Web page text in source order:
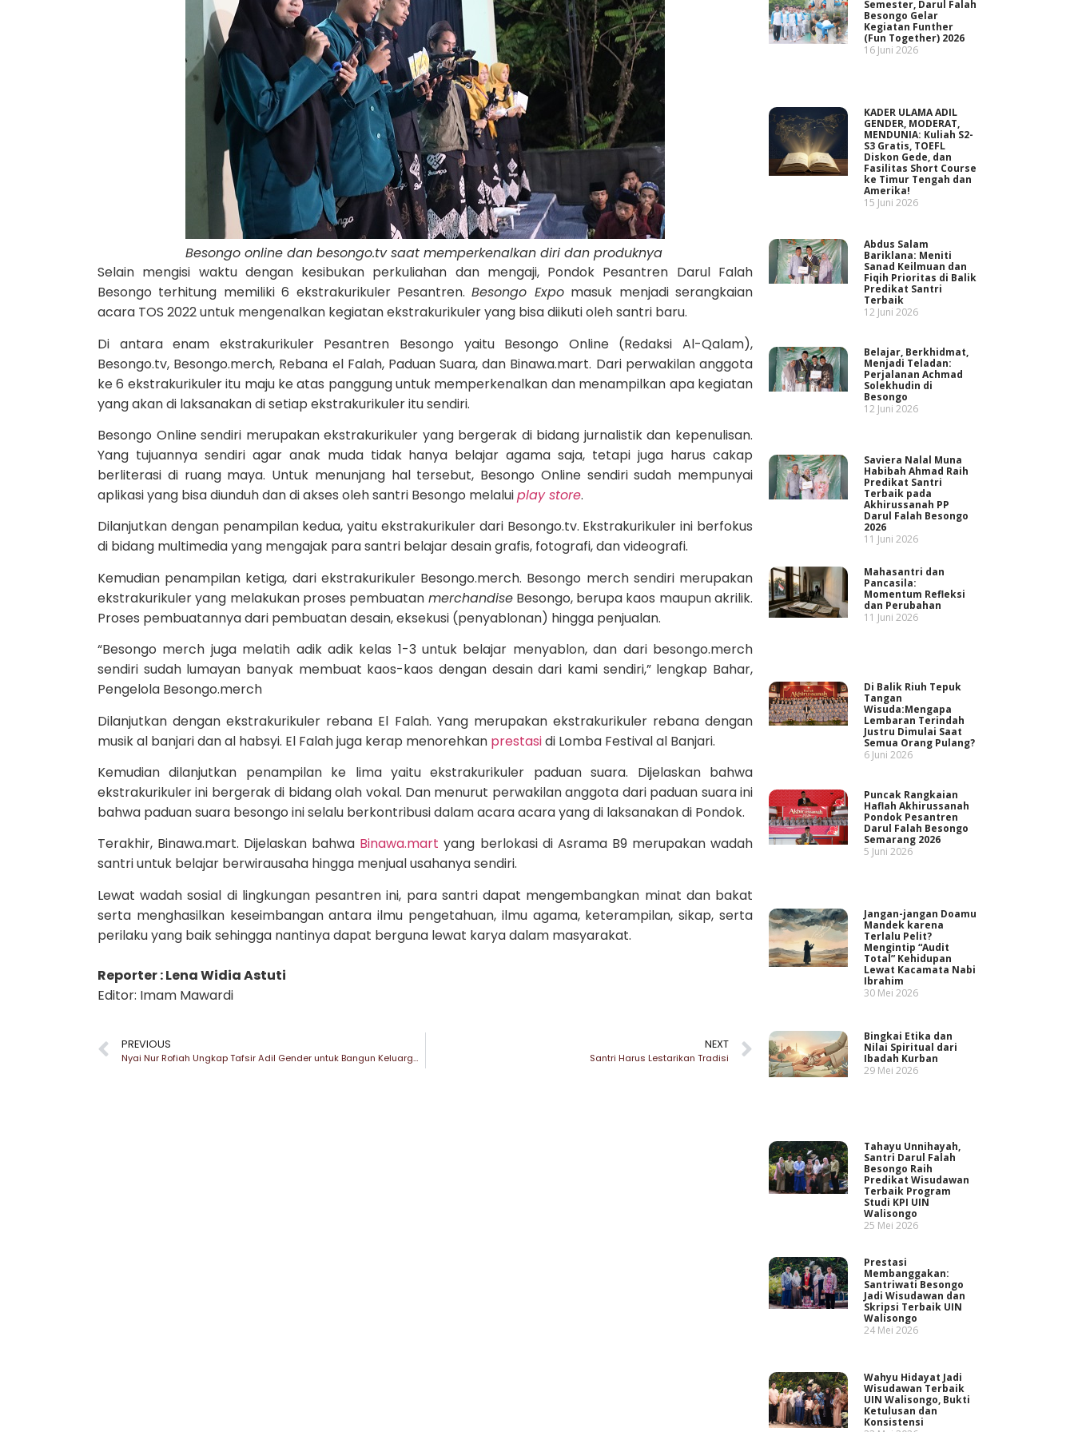
Besongo online dan besongo.tv saat memperkenalkan diri dan produknya
Selain mengisi waktu dengan kesibukan perkuliahan dan mengaji, Pondok Pesantren Darul Falah
Besongo terhitung memiliki 6 ekstrakurikuler Pesantren.Besongo Expomasuk menjadi serangkaian
acara TOS 2022 untuk mengenalkan kegiatan ekstrakurikuler yang bisa diikuti oleh santri baru.
Di antara enam ekstrakurikuler Pesantren Besongo yaitu Besongo Online (Redaksi Al-Qalam),
Besongo.tv, Besongo.merch, Rebana el Falah, Paduan Suara, dan Binawa.mart. Dari perwakilan anggota
ke 6 ekstrakurikuler itu maju ke atas panggung untuk memperkenalkan dan menampilkan apa kegiatan
yang akan di laksanakan di setiap ekstrakurikuler itu sendiri.
Besongo Online sendiri merupakan ekstrakurikuler yang bergerak di bidang jurnalistik dan kepenulisan.
Yang tujuannya sendiri agar anak muda tidak hanya belajar agama saja, tetapi juga harus cakap
berliterasi di ruang maya. Untuk menunjang hal tersebut, Besongo Online sendiri sudah mempunyai
aplikasi yang bisa diunduh dan di akses oleh santri Besongo melaluiplay store.
Dilanjutkan dengan penampilan kedua, yaitu ekstrakurikuler dari Besongo.tv. Ekstrakurikuler ini berfokus
di bidang multimedia yang mengajak para santri belajar desain grafis, fotografi, dan videografi.
Kemudian penampilan ketiga, dari ekstrakurikuler Besongo.merch. Besongo merch sendiri merupakan
ekstrakurikuler yang melakukan proses pembuatan merchandiseBesongo, berupa kaos maupun akrilik.
Proses pembuatannya dari pembuatan desain, eksekusi (penyablonan) hingga penjualan.
“Besongo merch juga melatih adik adik kelas 1-3 untuk belajar menyablon, dan dari besongo.merch
sendiri sudah lumayan banyak membuat kaos-kaos dengan desain dari kami sendiri,” lengkap Bahar,
Pengelola Besongo.merch
Dilanjutkan dengan ekstrakurikuler rebana El Falah. Yang merupakan ekstrakurikuler rebana dengan
musik al banjari dan al habsyi. El Falah juga kerap menorehkan prestasidi Lomba Festival al Banjari.
Kemudian dilanjutkan penampilan ke lima yaitu ekstrakurikuler paduan suara. Dijelaskan bahwa
ekstrakurikuler ini bergerak di bidang olah vokal. Dan menurut perwakilan anggota dari paduan suara ini
bahwa paduan suara besongo ini selalu berkontribusi dalam acara acara yang di laksanakan di Pondok.
Terakhir, Binawa.mart. Dijelaskan bahwa Binawa.mart yang berlokasi di Asrama B9 merupakan wadah
santri untuk belajar berwirausaha hingga menjual usahanya sendiri.
Lewat wadah sosial di lingkungan pesantren ini, para santri dapat mengembangkan minat dan bakat
serta menghasilkan keseimbangan antara ilmu pengetahuan, ilmu agama, keterampilan, sikap, serta
perilaku yang baik sehingga nantinya dapat berguna lewat karya dalam masyarakat.
Reporter : Lena Widia Astuti
Editor: Imam Mawardi
PREVIOUS
Nyai Nur Rofiah Ungkap Tafsir Adil Gender untuk Bangun Keluarga Maslahah
NEXT
Santri Harus Lestarikan Tradisi
Semester, Darul Falah
Besongo Gelar
Kegiatan Funther
(Fun Together) 2026
16 Juni 2026
KADER ULAMA ADIL
GENDER, MODERAT,
MENDUNIA: Kuliah S2-
S3 Gratis, TOEFL
Diskon Gede, dan
Fasilitas Short Course
ke Timur Tengah dan
Amerika!
15 Juni 2026
Abdus Salam
Bariklana: Meniti
Sanad Keilmuan dan
Fiqih Prioritas di Balik
Predikat Santri
Terbaik
12 Juni 2026
Belajar, Berkhidmat,
Menjadi Teladan:
Perjalanan Achmad
Solekhudin di
Besongo
12 Juni 2026
Saviera Nalal Muna
Habibah Ahmad Raih
Predikat Santri
Terbaik pada
Akhirussanah PP
Darul Falah Besongo
2026
11 Juni 2026
Mahasantri dan
Pancasila:
Momentum Refleksi
dan Perubahan
11 Juni 2026
Di Balik Riuh Tepuk
Tangan
Wisuda:Mengapa
Lembaran Terindah
Justru Dimulai Saat
Semua Orang Pulang?
6 Juni 2026
Puncak Rangkaian
Haflah Akhirussanah
Pondok Pesantren
Darul Falah Besongo
Semarang 2026
5 Juni 2026
Jangan-jangan Doamu
Mandek karena
Terlalu Pelit?
Mengintip “Audit
Total” Kehidupan
Lewat Kacamata Nabi
Ibrahim
30 Mei 2026
Bingkai Etika dan
Nilai Spiritual dari
Ibadah Kurban
29 Mei 2026
Tahayu Unnihayah,
Santri Darul Falah
Besongo Raih
Predikat Wisudawan
Terbaik Program
Studi KPI UIN
Walisongo
25 Mei 2026
Prestasi
Membanggakan:
Santriwati Besongo
Jadi Wisudawan dan
Skripsi Terbaik UIN
Walisongo
24 Mei 2026
Wahyu Hidayat Jadi
Wisudawan Terbaik
UIN Walisongo, Bukti
Ketulusan dan
Konsistensi